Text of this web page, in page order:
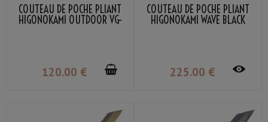
COUTEAU DE POCHE PLIANT
HIGONOKAMI OUTDOOR VG-
120.00 €
COUTEAU DE POCHE PLIANT
HIGONOKAMI WAVE BLACK
225.00 €